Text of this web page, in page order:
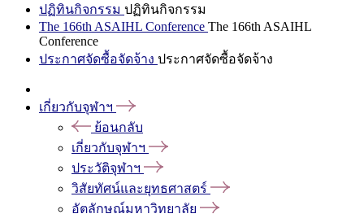
ปฏิทินกิจกรรม ปฏิทินกิจกรรม
The 166th ASAIHL Conference The 166th ASAIHL
Conference
ประกาศจัดซื้อจัดจ้าง ประกาศจัดซื้อจัดจ้าง
เกี่ยวกับจุฬาฯ
ย้อนกลับ
เกี่ยวกับจุฬาฯ
ประวัติจุฬาฯ
วิสัยทัศน์และยุทธศาสตร์
อัตลักษณ์มหาวิทยาลัย